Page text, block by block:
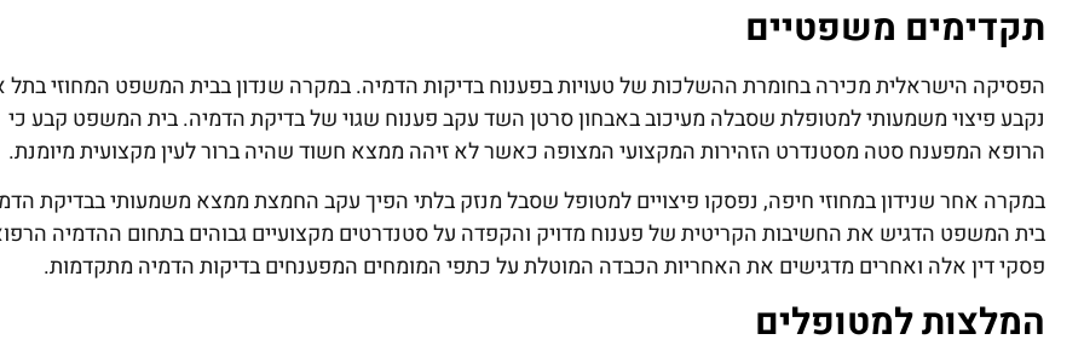
תקדימים משפטיים
הפסיקה הישראלית מכירה בחומרת ההשלכות של טעויות בפענוח בדיקות הדמיה. במקרה שנדון בבית המשפט המחוזי בתל
נקבע פיצוי משמעותי למטופלת שסבלה מעיכוב באבחון סרטן השד עקב פענוח שגוי של בדיקת הדמיה. בית המשפט קבע כי
הרופא המפענח סטה מסטנדרט הזהירות המקצועי המצופה כאשר לא זיהה ממצא חשוד שהיה ברור לעין מקצועית מיומנת.
במקרה אחר שנידון במחוזי חיפה, נפסקו פיצויים למטופל שסבל מנזק בלתי הפיך עקב החמצת ממצא משמעותי בבדיקת
בית המשפט הדגיש את החשיבות הקריטית של פענוח מדויק והקפדה על סטנדרטים מקצועיים גבוהים בתחום ההדמיה
פסקי דין אלה ואחרים מדגישים את האחריות הכבדה המוטלת על כתפי המומחים המפענחים בדיקות הדמיה מתקדמות.
המלצות למטופלים